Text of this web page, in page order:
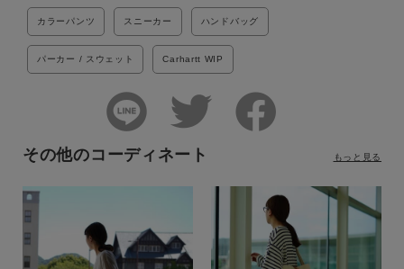
カラーパンツ スニーカー ハンドバッグ
パーカー / スウェット Carhartt WIP
その他のコーディネート もっと見る